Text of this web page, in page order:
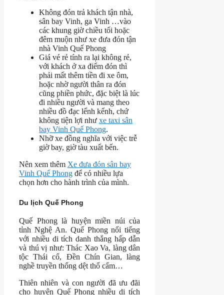
Không đón trả khách tận nhà,
sân bay Vinh, ga Vinh …vào
các khung giờ chiều tối hoặc
đêm muộn như xe đưa đón tận
nhà Vinh Quế Phong
Giá vé rẻ tính ra lại không rẻ,
với khách ở xa điểm đón thì
phải mất thêm tiền đi xe ôm,
hoặc nhờ người thân ra đón
cũng phiền phức, đặc biệt là lúc
đi nhiều người và mang theo
nhiều đồ đạc lểnh kểnh, chứ
không tiện lợi như xe taxi sân
bay Vinh Quế Phong.
Nhỡ xe đồng nghĩa với việc trễ
giờ bay, giờ tàu xuất bến.
Nên xem thêm Xe đưa đón sân bay
Vinh Quế Phong để có nhiều lựa
chọn hơn cho hành trình của mình.
Du lịch Quế Phong
Quế Phong là huyện miền núi của
tỉnh Nghệ An. Quế Phong nổi tiếng
với nhiều di tích danh thắng hấp dẫn
và thú vị như: Thác Xao Va, làng dân
tộc Thái cổ, Đền Chín Gian, làng
nghề truyền thống dệt thổ cẩm…
Thiên nhiên và con người đã ưu đãi
cho huyện Quế Phong nhiều di tích